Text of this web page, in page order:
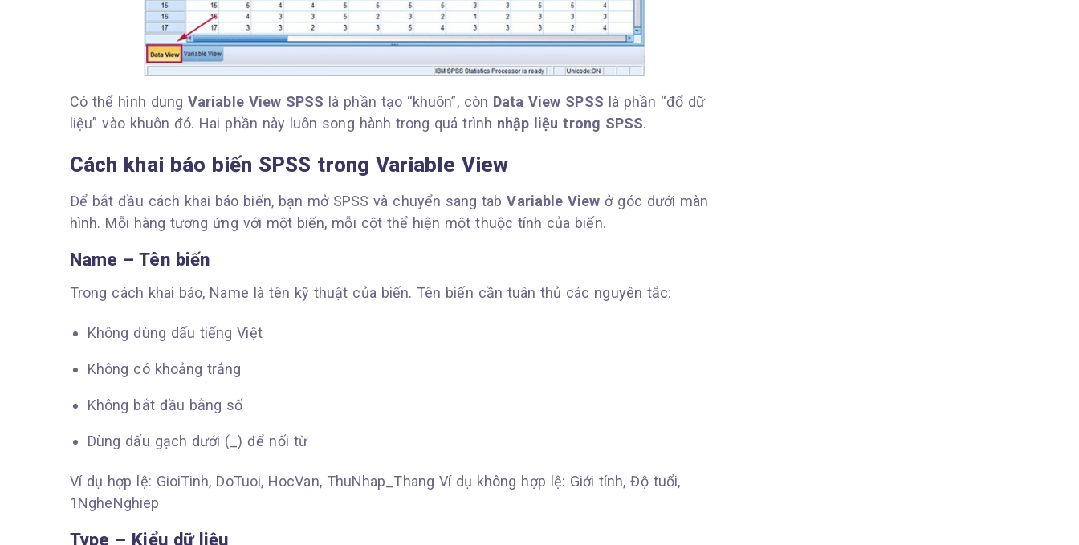
Có thể hình dung Variable View SPSS là phần tạo “khuôn”, còn Data View SPSS là phần “đổ dữ
liệu” vào khuôn đó. Hai phần này luôn song hành trong quá trình nhập liệu trong SPSS.
Cách khai báo biến SPSS trong Variable View
Để bắt đầu cách khai báo biến, bạn mở SPSS và chuyển sang tabVariable View ở góc dưới màn
hình. Mỗi hàng tương ứng với một biến, mỗi cột thể hiện một thuộc tính của biến.
Name – Tên biến
Trong cách khai báo, Name là tên kỹ thuật của biến. Tên biến cần tuân thủ các nguyên tắc:
Không dùng dấu tiếng Việt
Không có khoảng trắng
Không bắt đầu bằng số
Dùng dấu gạch dưới (_) để nối từ
Ví dụ hợp lệ: GioiTinh, DoTuoi, HocVan, ThuNhap_Thang Ví dụ không hợp lệ: Giới tính, Độ tuổi,
1NgheNghiep
Type – Kiểu dữ liệu